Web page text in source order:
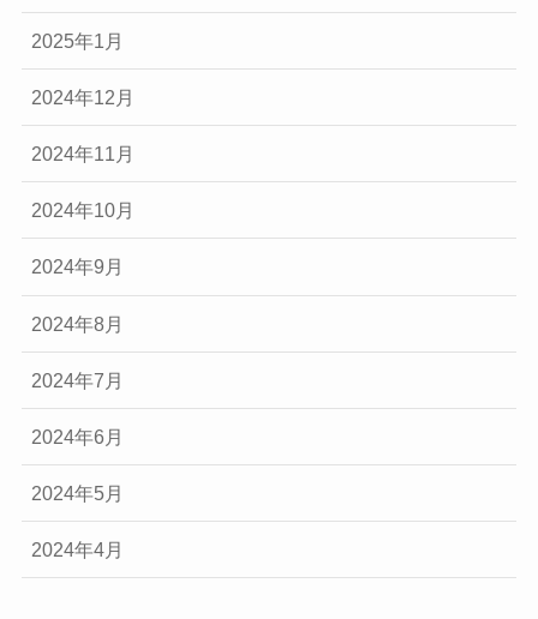
2025年1月
2024年12月
2024年11月
2024年10月
2024年9月
2024年8月
2024年7月
2024年6月
2024年5月
2024年4月